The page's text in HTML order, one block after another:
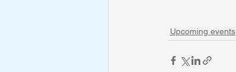
Upcoming events